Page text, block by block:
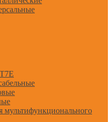
мультифункционального